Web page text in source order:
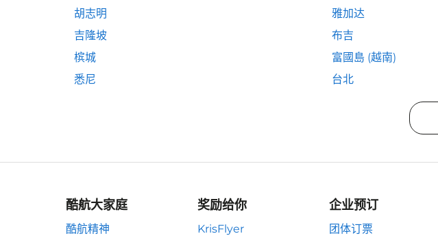
胡志明
雅加达
吉隆坡
布吉
槟城
富國島 (越南)
悉尼
台北
酷航大家庭
酷航精神
奖励给你
KrisFlyer
企业预订
团体订票